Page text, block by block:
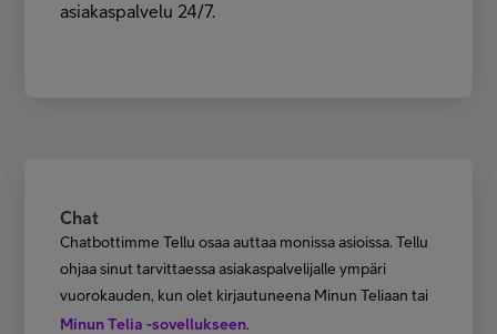
asiakaspalvelu 24/7.
Chat
Chatbottimme Tellu osaa auttaa monissa asioissa. Tellu
ohjaa sinut tarvittaessa asiakaspalvelijalle ympäri
vuorokauden, kun olet kirjautuneena Minun Teliaan tai
Minun Telia -sovellukseen.